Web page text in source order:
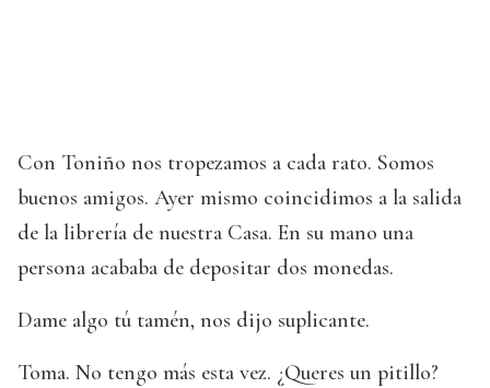
Con Toniño nos tropezamos a cada rato. Somos
buenos amigos. Ayer mismo coincidimos a la salida
de la librería de nuestra Casa. En su mano una
persona acababa de depositar dos monedas.
Dame algo tú tamén, nos dijo suplicante.
Toma. No tengo más esta vez. ¿Queres un pitillo?